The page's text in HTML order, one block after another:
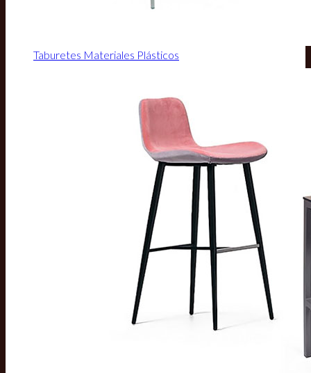
Taburetes Materiales Plásticos